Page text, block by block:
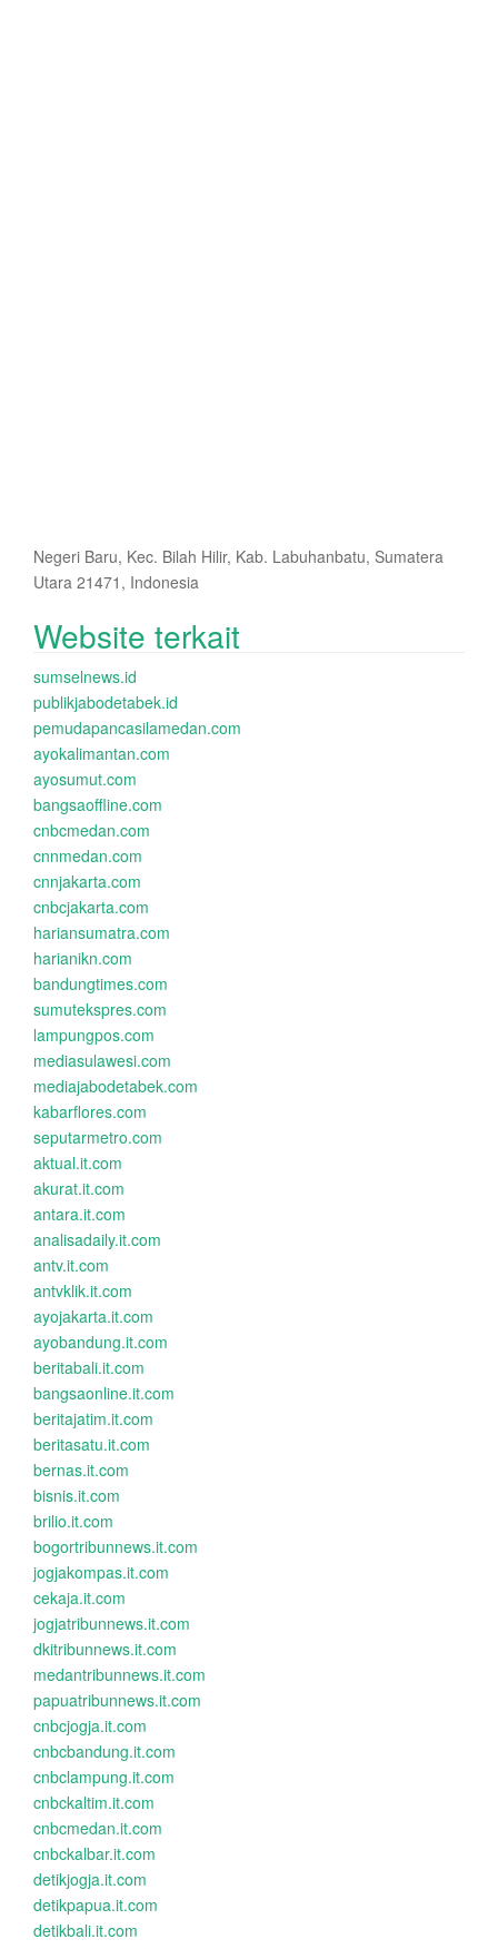
Negeri Baru, Kec. Bilah Hilir, Kab. Labuhanbatu, Sumatera
Utara 21471, Indonesia
Website terkait
sumselnews.id
publikjabodetabek.id
pemudapancasilamedan.com
ayokalimantan.com
ayosumut.com
bangsaoffline.com
cnbcmedan.com
cnnmedan.com
cnnjakarta.com
cnbcjakarta.com
hariansumatra.com
harianikn.com
bandungtimes.com
sumutekspres.com
lampungpos.com
mediasulawesi.com
mediajabodetabek.com
kabarflores.com
seputarmetro.com
aktual.it.com
akurat.it.com
antara.it.com
analisadaily.it.com
antv.it.com
antvklik.it.com
ayojakarta.it.com
ayobandung.it.com
beritabali.it.com
bangsaonline.it.com
beritajatim.it.com
beritasatu.it.com
bernas.it.com
bisnis.it.com
brilio.it.com
bogortribunnews.it.com
jogjakompas.it.com
cekaja.it.com
jogjatribunnews.it.com
dkitribunnews.it.com
medantribunnews.it.com
papuatribunnews.it.com
cnbcjogja.it.com
cnbcbandung.it.com
cnbclampung.it.com
cnbckaltim.it.com
cnbcmedan.it.com
cnbckalbar.it.com
detikjogja.it.com
detikpapua.it.com
detikbali.it.com